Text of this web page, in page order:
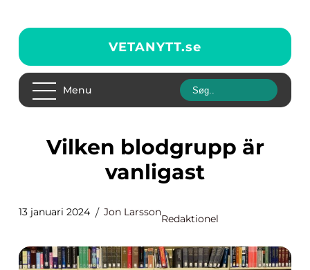
VETANYTT.se
Menu
Vilken blodgrupp är
vanligast
13 januari 2024 Jon Larsson
Redaktionel